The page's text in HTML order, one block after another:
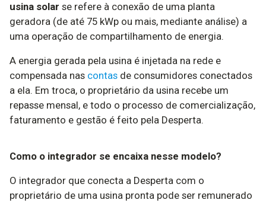
usina solar se refere à conexão de uma planta
geradora (de até 75 kWp ou mais, mediante análise) a
uma operação de compartilhamento de energia.
A energia gerada pela usina é injetada na rede e
compensada nas contas de consumidores conectados
a ela. Em troca, o proprietário da usina recebe um
repasse mensal, e todo o processo de comercialização,
faturamento e gestão é feito pela Desperta.
Como o integrador se encaixa nesse modelo?
O integrador que conecta a Desperta com o
proprietário de uma usina pronta pode ser remunerado